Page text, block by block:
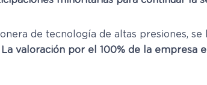
de tecnología de altas presiones, se
La valoración por el 100% de la empresa